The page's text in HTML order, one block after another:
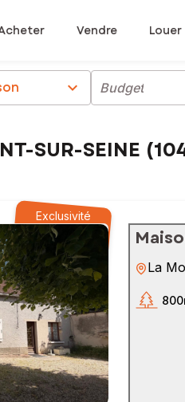
Vendre Louer
chevron_right Budget
SUR-SEINE
Exclusivité
La